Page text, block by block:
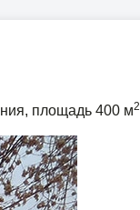
площадь 400 м2